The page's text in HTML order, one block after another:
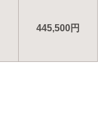
445,500円